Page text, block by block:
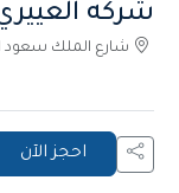
شركه
شارع الملك سعود
احجز الآن